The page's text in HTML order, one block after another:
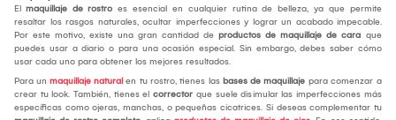
El maquillaje de rostro es esencial en cualquier rutina de belleza, ya que permite
resaltar los rasgos naturales, ocultar imperfecciones y lograr un acabado impecable.
Por este motivo, existe una gran cantidad de productos de maquillaje de cara que
puedes usar a diario o para una ocasión especial. Sin embargo, debes saber cómo
usar cada uno para obtener los mejores resultados.
Para un maquillaje natural en tu rostro, tienes las bases de maquillaje para comenzar a
crear tu look. También, tienes el corrector que suele disimular las imperfecciones más
específicas como ojeras, manchas, o pequeñas cicatrices. Si deseas complementar tu